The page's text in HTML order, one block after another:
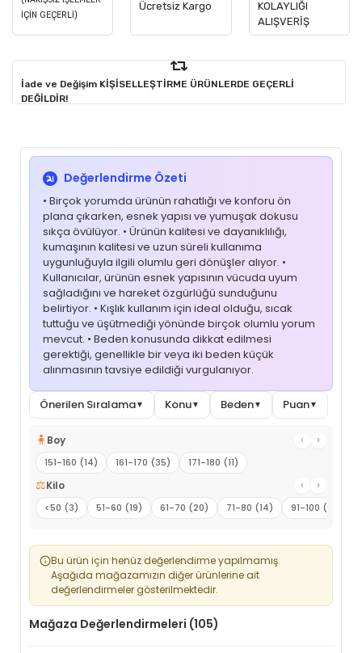
İÇİN GEÇERLİ)
Ücretsiz Kargo
KOLAYLIĞI
ALIŞVERİŞ
İade ve Değişim KİŞİSELLEŞTİRME ÜRÜNLERDE GEÇERLİ
DEĞİLDİR!
Değerlendirme Özeti
• Birçok yorumda ürünün rahatlığı ve konforu ön
plana çıkarken, esnek yapısı ve yumuşak dokusu
sıkça övülüyor. • Ürünün kalitesi ve dayanıklılığı,
kumaşının kalitesi ve uzun süreli kullanıma
uygunluğuyla ilgili olumlu geri dönüşler alıyor. •
Kullanıcılar, ürünün esnek yapısının vücuda uyum
sağladığını ve hareket özgürlüğü sunduğunu
belirtiyor. • Kışlık kullanım için ideal olduğu, sıcak
tuttuğu ve üşütmediği yönünde birçok olumlu yorum
mevcut. • Beden konusunda dikkat edilmesi
gerektiği, genellikle bir veya iki beden küçük
alınmasının tavsiye edildiği vurgulanıyor.
Önerilen Sıralama▼ Konu▼ Beden▼ Puan▼
🧍 Boy ‹ ›
151-160 (14) 161-170 (35) 171-180 (11)
⚖️Kilo ‹ ›
<50 (3) 51-60 (19) 61-70 (20) 71-80 (14) 91-100 (4)
Bu ürün için henüz değerlendirme yapılmamış.
Aşağıda mağazamızın diğer ürünlerine ait
değerlendirmeler gösterilmektedir.
Mağaza Değerlendirmeleri (105)